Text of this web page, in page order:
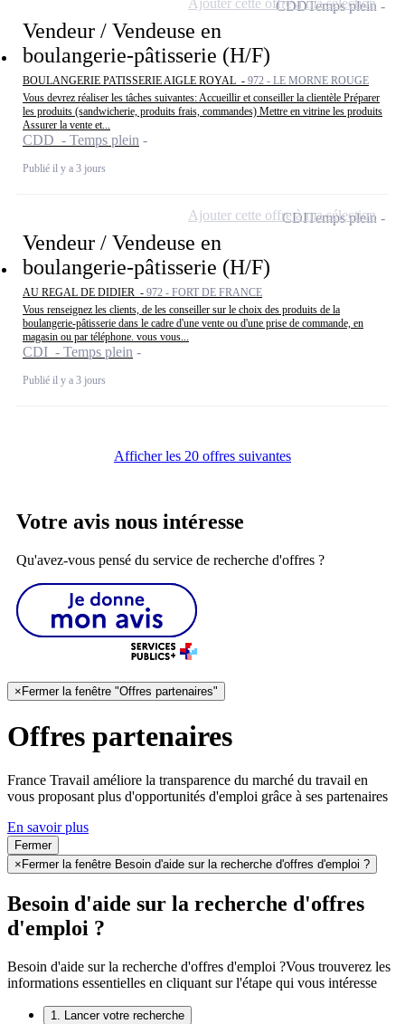
Vendeur / Vendeuse en
boulangerie-pâtisserie (H/F)
BOULANGERIE PATISSERIE AIGLE ROYAL - 972 - LE MORNE ROUGE
Vous devrez réaliser les tâches suivantes: Accueillir et conseiller la clientèle Préparer
les produits (sandwicherie, produits frais, commandes) Mettre en vitrine les produits
Assurer la vente et...
CDD - Temps plein
Publié il y a 3 jours
CDDTemps plein
Ajouter cette offre à ma sélection
Vendeur / Vendeuse en
boulangerie-pâtisserie (H/F)
AU REGAL DE DIDIER - 972 - FORT DE FRANCE
Vous renseignez les clients, de les conseiller sur le choix des produits de la
boulangerie-pâtisserie dans le cadre d'une vente ou d'une prise de commande, en
magasin ou par téléphone. vous vous...
CDI - Temps plein
Publié il y a 3 jours
CDITemps plein
Ajouter cette offre à ma sélection
Afficher les 20 offres suivantes
Votre avis nous intéresse
Qu'avez-vous pensé du service de recherche d'offres ?
×Fermer la fenêtre "Offres partenaires"
Offres partenaires
France Travail améliore la transparence du marché du travail en
vous proposant plus d'opportunités d'emploi grâce à ses partenaires
En savoir plus
Fermer
× Fermer la fenêtre Besoin d'aide sur la recherche d'offres d'emploi ?
Besoin d'aide sur la recherche d'offres
d'emploi ?
Besoin d'aide sur la recherche d'offres d'emploi ?Vous trouverez les
informations essentielles en cliquant sur l'étape qui vous intéresse
1. Lancer votre recherche